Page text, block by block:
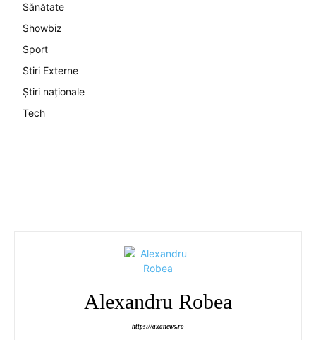
Sănătate
Showbiz
Sport
Stiri Externe
Știri naționale
Tech
Alexandru Robea
https://axanews.ro